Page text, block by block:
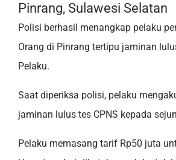
Pinrang, Sulawesi Selatan
Polisi berhasil menangkap pelaku
Orang di Pinrang tertipu jaminan
Pelaku.
Saat diperiksa polisi, pelaku
jaminan lulus tes CPNS kepada
Pelaku memasang tarif Rp50 juta